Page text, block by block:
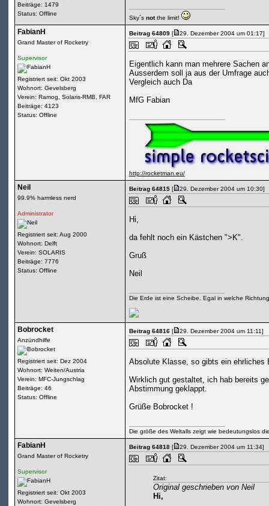
Beiträge: 1479
Status: Offline
Sky´s notthe limit!
FabianH
Grand Master of Rocketry
Supervisor
Registriert seit: Okt 2003
Wohnort: Gevelsberg
Verein: Ramog, Solaris-RMB, FAR
Beiträge: 4123
Status: Offline
Beitrag 64809[ 29. Dezember 2004 um 01:17]
Eigentlich kann man mehrere Sachen
Ausserdem soll ja aus der Umfrage
Vergleich auch Da
MfG Fabian
http://rocketman.eu/
Neil
99.9% harmless nerd
Administrator
Registriert seit: Aug 2000
Wohnort: Delft
Verein: SOLARIS
Beiträge: 7776
Status: Offline
Beitrag 64815[ 29. Dezember 2004 um 10:30]
Hi,
da fehlt noch ein Kästchen ">K".
Gruß
Neil
Die Erde ist eine Scheibe. Egal in welche
Bobrocket
Anzündhilfe
Registriert seit: Dez 2004
Wohnort: Weiten/Austria
Verein: MFC-Jungschlag
Beiträge: 46
Status: Offline
Beitrag 64816[ 29. Dezember 2004 um 11:11]
Absolute Klasse, so gibts ein ehrliches
Wirklich gut gestaltet, ich hab bereits
Abstimmung geklappt.
Grüße Bobrocket !
Die größe des Weltalls zeigt wie bedeutungslos
FabianH
Grand Master of Rocketry
Supervisor
Registriert seit: Okt 2003
Wohnort: Gevelsberg
Beitrag 64818[ 29. Dezember 2004 um 11:34]
Zitat:
Original geschrieben von Neil
Hi,